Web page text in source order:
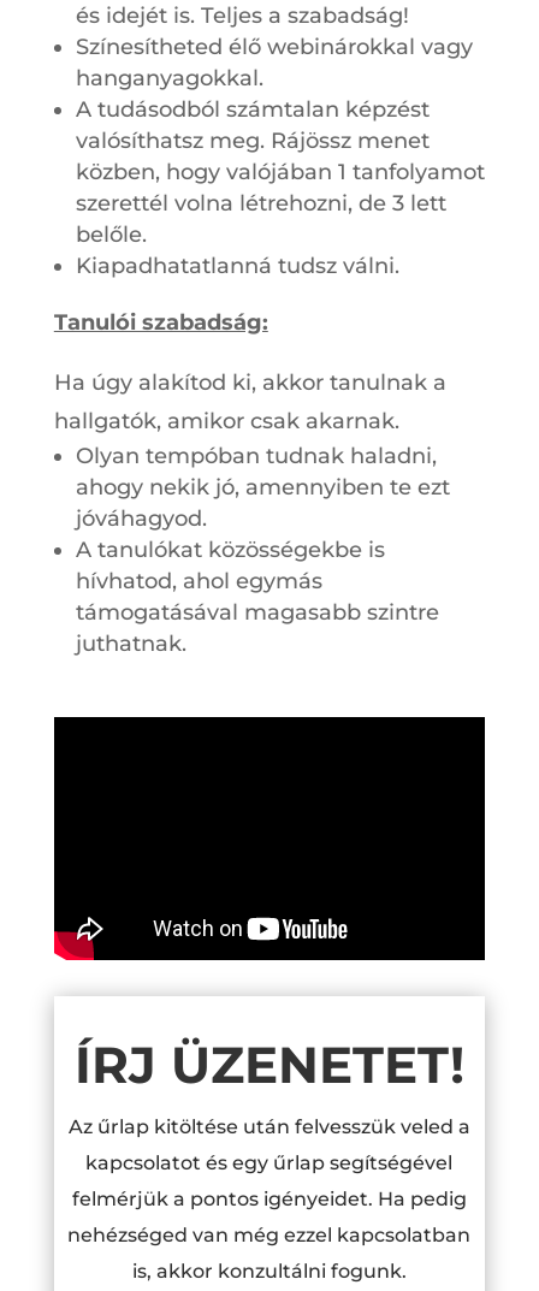
és idejét is. Teljes a szabadság!
Színesítheted élő webinárokkal vagy
hanganyagokkal.
A tudásodból számtalan képzést
valósíthatsz meg. Rájössz menet
közben, hogy valójában 1 tanfolyamot
szerettél volna létrehozni, de 3 lett
belőle.
Kiapadhatatlanná tudsz válni.
Tanulói szabadság:
Ha úgy alakítod ki, akkor tanulnak a
hallgatók, amikor csak akarnak.
Olyan tempóban tudnak haladni,
ahogy nekik jó, amennyiben te ezt
jóváhagyod.
A tanulókat közösségekbe is
hívhatod, ahol egymás
támogatásával magasabb szintre
juthatnak.
ÍRJ ÜZENETET!
Az űrlap kitöltése után felvesszük veled a
kapcsolatot és egy űrlap segítségével
felmérjük a pontos igényeidet. Ha pedig
nehézséged van még ezzel kapcsolatban
is, akkor konzultálni fogunk.